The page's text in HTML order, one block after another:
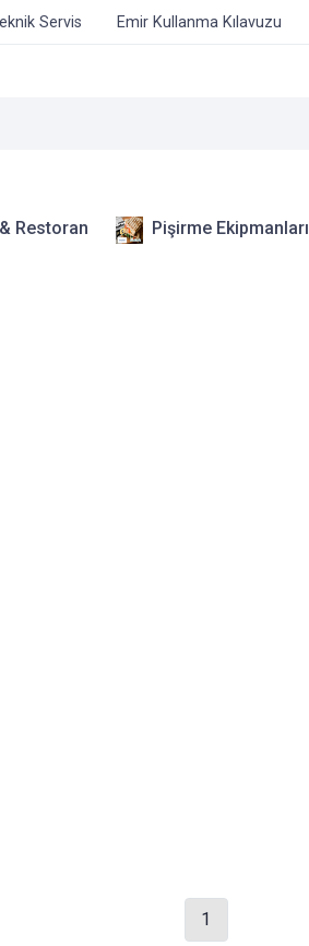
Servis Emir Kullanma Kılavuzu
Restoran Pişirme Ekipmanları
1